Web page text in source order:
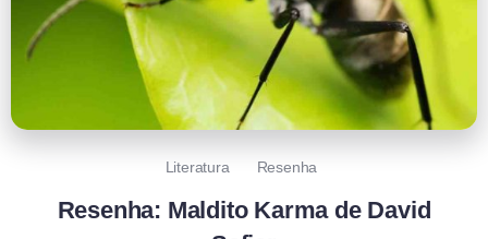
Literatura Resenha
Resenha: Maldito Karma de David